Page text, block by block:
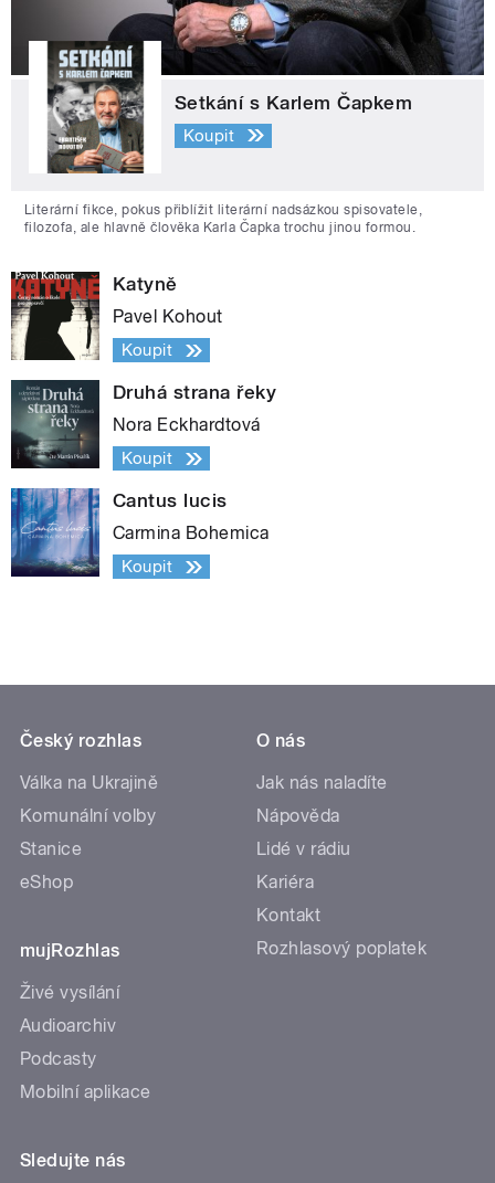
Setkání s Karlem Čapkem
Koupit
Literární fikce, pokus přiblížit literární nadsázkou spisovatele,
filozofa, ale hlavně člověka Karla Čapka trochu jinou formou.
Katyně
Pavel Kohout
Koupit
Druhá strana řeky
Nora Eckhardtová
Koupit
Cantus lucis
Carmina Bohemica
Koupit
Český rozhlas
Válka na Ukrajině
Komunální volby
Stanice
eShop
mujRozhlas
Živé vysílání
Audioarchiv
Podcasty
Mobilní aplikace
O nás
Jak nás naladíte
Nápověda
Lidé v rádiu
Kariéra
Kontakt
Rozhlasový poplatek
Sledujte nás